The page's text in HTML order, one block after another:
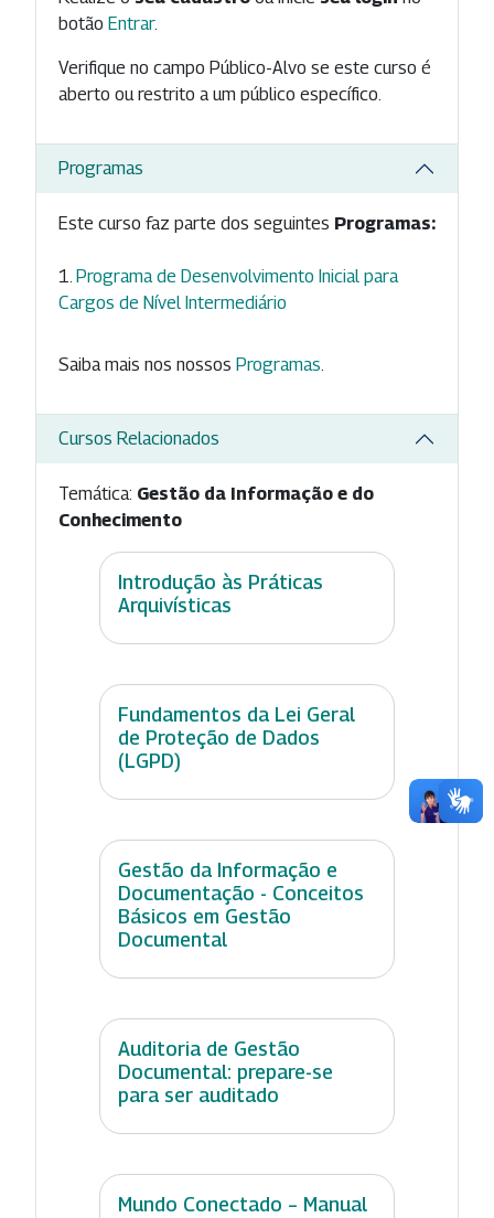
botão Entrar.
Verifique no campo Público-Alvo se este curso é
aberto ou restrito a um público específico.
Programas
Este curso faz parte dos seguintes Programas:
Programa de Desenvolvimento Inicial para
Cargos de Nível Intermediário
Saiba mais nos nossos Programas.
Cursos Relacionados
Temática: Gestão da Informação e do
Conhecimento
Introdução às Práticas
Arquivísticas
Fundamentos da Lei Geral
de Proteção de Dados
(LGPD)
Gestão da Informação e
Documentação - Conceitos
Básicos em Gestão
Documental
Auditoria de Gestão
Documental: prepare-se
para ser auditado
Mundo Conectado – Manual